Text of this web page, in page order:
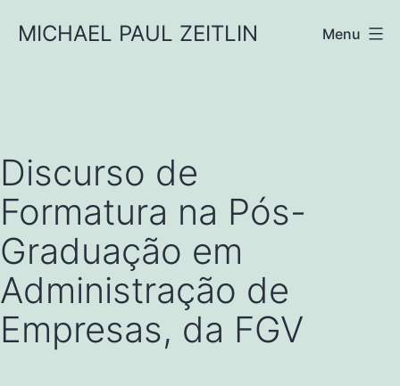
paraMICHAEL PAUL ZEITLIN Menu
Discurso de
Formatura na Pós-
Graduação em
Administração de
Empresas, da FGV